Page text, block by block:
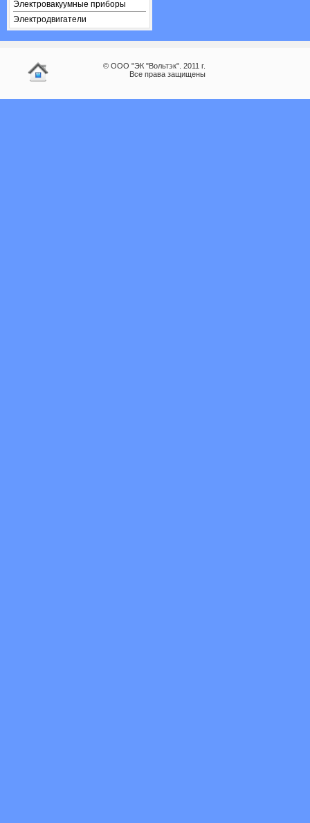
Электровакуумные приборы
Электродвигатели
© ООО "ЭК "Вольтэк". 2011 г.
Все права защищены